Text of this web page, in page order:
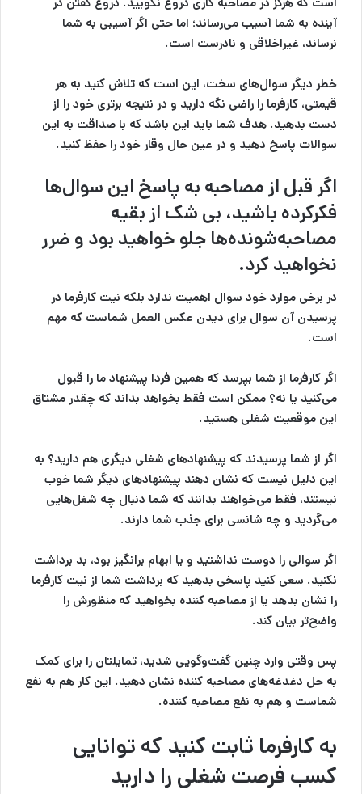
آینده به شما آسیب می‌رساند؛ اما حتی اگر آسیبی به شما
نرساند، غیراخلاقی و نادرست است.
خطر دیگر سوال‌های سخت، این است که تلاش کنید به هر
قیمتی، کارفرما را راضی نگه دارید و در نتیجه برتری خود را از
دست بدهید. هدف شما باید این باشد که با صداقت به این
سوالات پاسخ دهید و در عین حال وقار خود را حفظ کنید.
اگر قبل از مصاحبه به پاسخ این سوال‌ها
فکرکرده باشید، بی شک از بقیه
مصاحبه‌شونده‌ها جلو خواهید بود و ضرر
نخواهید کرد.
در برخی موارد خود سوال اهمیت ندارد بلکه نیت کارفرما در
پرسیدن آن سوال برای دیدن عکس العمل شماست که مهم
است.
اگر کارفرما از شما بپرسد که همین فردا پیشنهاد ما را قبول
می‌کنید یا نه؟ ممکن است فقط بخواهد بداند که چقدر مشتاق
این موقعیت شغلی هستید.
اگر از شما پرسیدند که پیشنهاد‎‌های شغلی دیگری هم دارید؟ به
این دلیل نیست که نشان دهند پیشنهادهای دیگر شما خوب
نیستند، فقط می‌خواهند بدانند که شما دنبال چه شغل‌هایی
می‌گردید و چه شانسی برای جذب شما دارند.
اگر سوالی را دوست نداشتید و یا ابهام برانگیز بود، بد برداشت
نکنید. سعی کنید پاسخی بدهید که برداشت شما از نیت کارفرما
را نشان بدهد یا از مصاحبه کننده بخواهید که منظورش را
واضح‌تر بیان کند.
پس وقتی وارد چنین گفت‌و‌گویی شدید، تمایلتان را برای کمک
به حل دغدغه‌های مصاحبه کننده نشان دهید. این کار هم به نفع
شماست و هم به نفع مصاحبه کننده.
به کارفرما ثابت کنید که توانایی
کسب فرصت شغلی را دارید